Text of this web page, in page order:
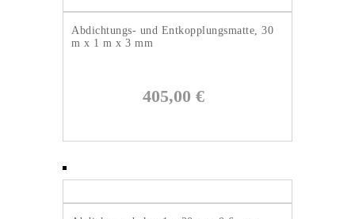
Abdichtungs- und Entkopplungsmatte, 30
m x 1 m x 3 mm
405,00 €